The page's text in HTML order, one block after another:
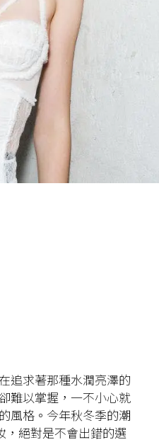
追求著那種水潤亮澤的
難以掌握，一不小心就
風格。今年秋冬季的潮
絕對是不會出錯的選